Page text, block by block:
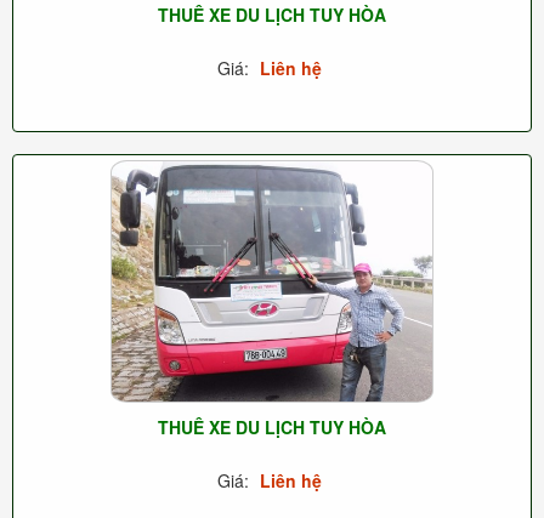
THUÊ XE DU LỊCH TUY HÒA
Giá: Liên hệ
THUÊ XE DU LỊCH TUY HÒA
Giá: Liên hệ